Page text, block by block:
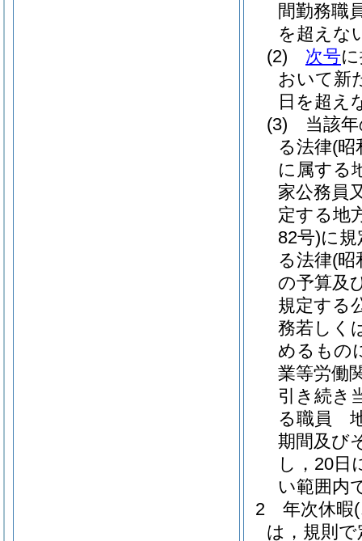
間勤務職
を超えな
(2)
次号
おいて新
日を超え
(3)
当該
る法律(昭
に属する
家公務員
定する地
82号)に
る法律(昭
の予算及
規定する
務若しく
めるもの
業等労働
引き続き
る職員
期間及び
し，20日
い範囲内
2
年次休暇
は，規則